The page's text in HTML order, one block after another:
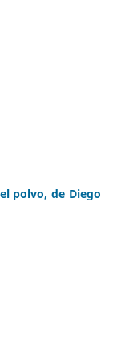
polvo, de Diego